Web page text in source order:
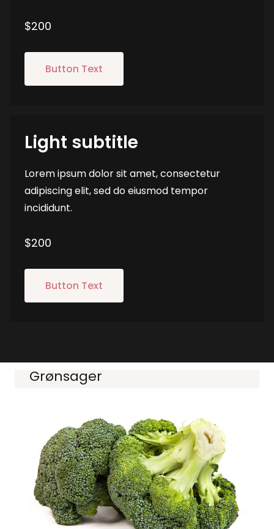
$200
Button Text
Light subtitle
Lorem ipsum dolor sit amet, consectetur
adipiscing elit, sed do eiusmod tempor
incididunt.
$200
Button Text
Grønsager